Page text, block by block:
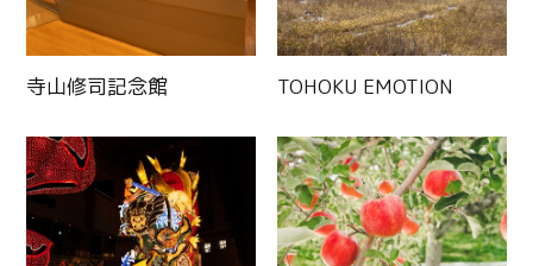
寺山修司記念館 TOHOKU EMOTION